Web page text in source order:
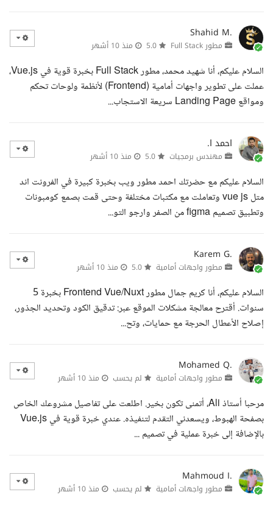
Shahid M.
مطور Full Stack منذ 10 أشهر
السلام عليكم، أنا شهيد محمد، مطور Full Stack بخبرة قوية في Vue.js،
عملت على تطوير واجهات أمامية (Frontend) لأنظمة ولوحات تحكم
ومواقع Landing Page سريعة الاستجاب...
احمد ا.
مهندس برمجيات منذ 10 أشهر
السلام عليكم مع حضرتك احمد مطور ويب بخبرة كبيرة في الفرونت اند
متل vue js وتعاملت مع مكتبات مختلفة وحتى قمت بصمع كومبونات
وتطبيق تصميم figma من الصفر وارجو التو...
Karem G.
مطور واجهات أمامية منذ 10 أشهر
السلام عليكم، أنا كريم جمال مطور Frontend Vue/Nuxt بخبرة 5
سنوات. أقترح معالجة مشكلات الموقع عبر: تدقيق الكود وتحديد الجذور،
إصلاح الأعطال الحرجة مع حمايات، وتح...
Mohamed Q.
مطور واجهات أمامية لم يحسب منذ 10 أشهر
مرحبا أستاذ Ali، أتمنى تكون بخير. اطلعت على تفاصيل مشروعك الخاص
بصفحة الهبوط، ويسعدني التقدم لتنفيذه. عندي خبرة قوية في Vue.js
بالإضافة إلى خبرة عملية في تصميم ...
Mahmoud I.
مطور واجهات أمامية لم يحسب منذ 10 أشهر